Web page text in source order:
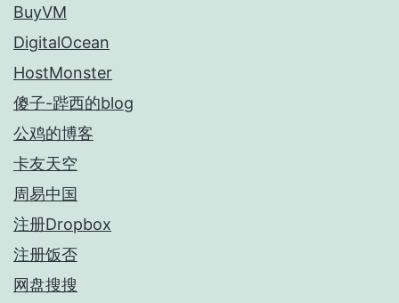
BuyVM
DigitalOcean
HostMonster
傻子-跸西的blog
公鸡的博客
卡友天空
周易中国
注册Dropbox
注册饭否
网盘搜搜